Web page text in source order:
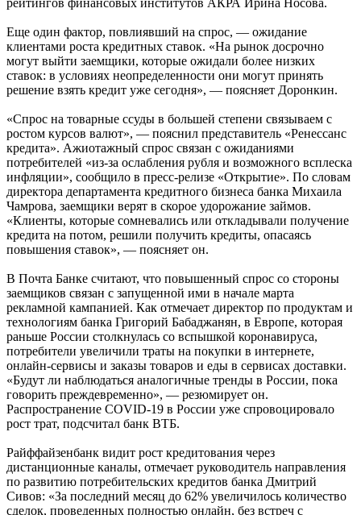
Еще один фактор, повлиявший на спрос, — ожидание
клиентами роста кредитных ставок. «На рынок досрочно
могут выйти заемщики, которые ожидали более низких
ставок: в условиях неопределенности они могут принять
решение взять кредит уже сегодня», — поясняет Доронкин.
«Спрос на товарные ссуды в большей степени связываем с
ростом курсов валют», — пояснил представитель «Ренессанс
кредита». Ажиотажный спрос связан с ожиданиями
потребителей «из-за ослабления рубля и возможного всплеска
инфляции», сообщило в пресс-релизе «Открытие». По словам
директора департамента кредитного бизнеса банка Михаила
Чамрова, заемщики верят в скорое удорожание займов.
«Клиенты, которые сомневались или откладывали получение
кредита на потом, решили получить кредиты, опасаясь
повышения ставок», — поясняет он.
В Почта Банке считают, что повышенный спрос со стороны
заемщиков связан с запущенной ими в начале марта
рекламной кампанией. Как отмечает директор по продуктам и
технологиям банка Григорий Бабаджанян, в Европе, которая
раньше России столкнулась со вспышкой коронавируса,
потребители увеличили траты на покупки в интернете,
онлайн-сервисы и заказы товаров и еды в сервисах доставки.
«Будут ли наблюдаться аналогичные тренды в России, пока
говорить преждевременно», — резюмирует он.
Распространение COVID-19 в России уже спровоцировало
рост трат, подсчитал банк ВТБ.
Райффайзенбанк видит рост кредитования через
дистанционные каналы, отмечает руководитель направления
по развитию потребительских кредитов банка Дмитрий
Сивов: «За последний месяц до 62% увеличилось количество
сделок, проведенных полностью онлайн, без встреч с